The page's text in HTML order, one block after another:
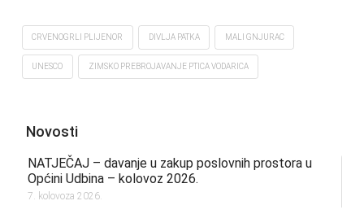
CRVENOGRLI PLIJENOR DIVLJA PATKA MALI GNJURAC
UNESCO ZIMSKO PREBROJAVANJE PTICA VODARICA
Novosti
NATJEČAJ – davanje u zakup poslovnih prostora u
Općini Udbina – kolovoz 2026.
7. kolovoza 2026.